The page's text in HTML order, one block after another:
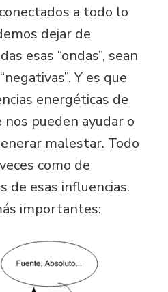
a todo lo
dejar de
esas “ondas”, sean
Y es que
energéticas de
pueden ayudar o
malestar. Todo
como de
de esas influencias.
importantes: